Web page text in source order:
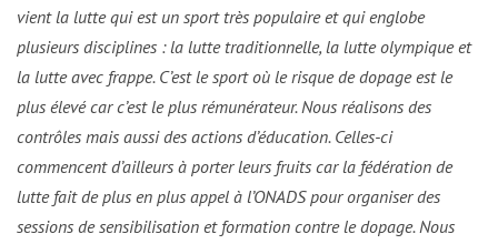
vient la lutte qui est un sport très populaire et qui englobe
plusieurs disciplines : la lutte traditionnelle, la lutte olympique et
la lutte avec frappe. C’est le sport où le risque de dopage est le
plus élevé car c’est le plus rémunérateur. Nous réalisons des
contrôles mais aussi des actions d’éducation. Celles-ci
commencent d’ailleurs à porter leurs fruits car la fédération de
lutte fait de plus en plus appel à l’ONADS pour organiser des
sessions de sensibilisation et formation contre le dopage. Nous